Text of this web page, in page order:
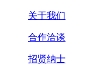
关于我们
合作洽谈
招贤纳士